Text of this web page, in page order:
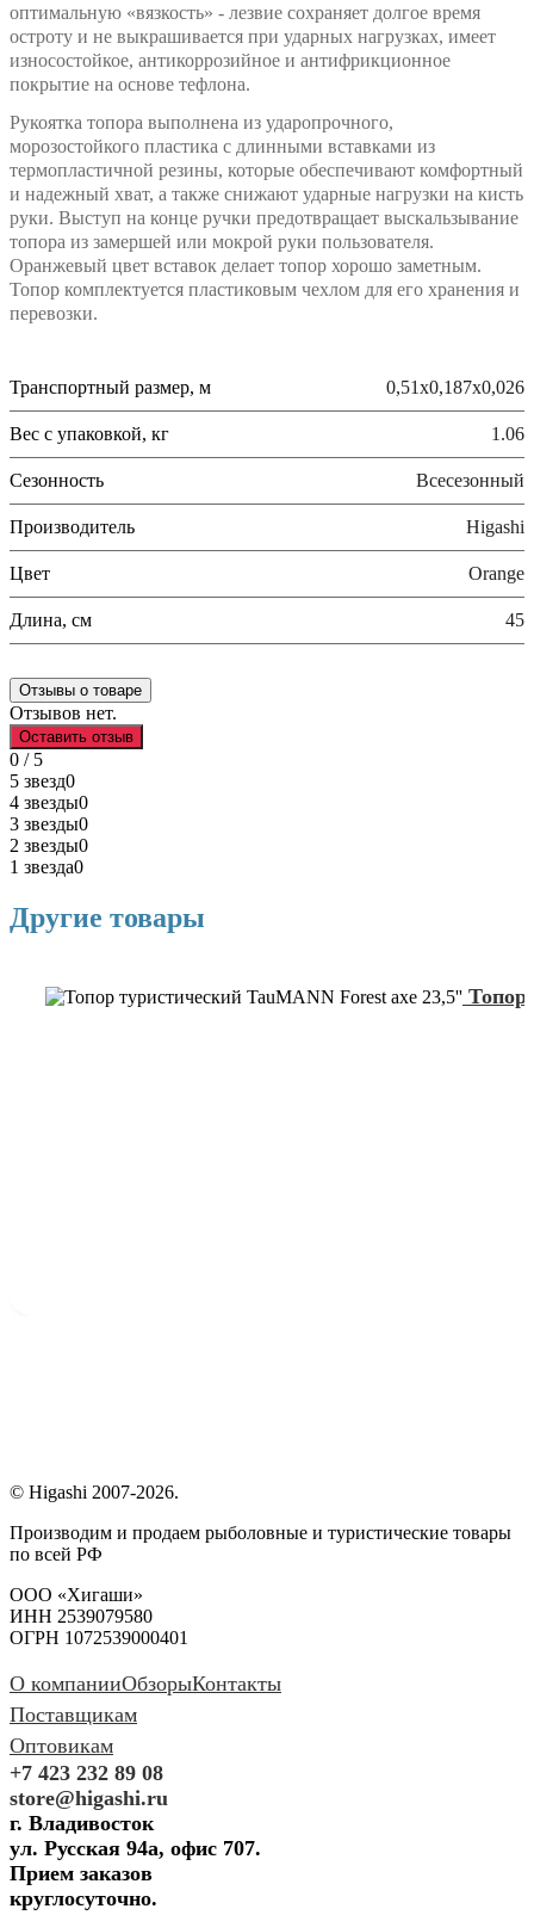
оптимальную «вязкость» - лезвие сохраняет долгое время
остроту и не выкрашивается при ударных нагрузках, имеет
износостойкое, антикоррозийное и антифрикционное
покрытие на основе тефлона.
Рукоятка топора выполнена из ударопрочного,
морозостойкого пластика с длинными вставками из
термопластичной резины, которые обеспечивают комфортный
и надежный хват, а также снижают ударные нагрузки на кисть
руки. Выступ на конце ручки предотвращает выскальзывание
топора из замершей или мокрой руки пользователя.
Оранжевый цвет вставок делает топор хорошо заметным.
Топор комплектуется пластиковым чехлом для его хранения и
перевозки.
Транспортный размер, м 0,51х0,187х0,026
Вес с упаковкой, кг 1.06
Сезонность Всесезонный
Производитель Higashi
Цвет Orange
Длина, см 45
Отзывы о товаре
Отзывов нет.
Оставить отзыв
0 / 5
5 звезд0
4 звезды0
3 звезды0
2 звезды0
1 звезда0
Другие товары
Топор
© Higashi 2007-2026.
Производим и продаем рыболовные и туристические товары
по всей РФ
ООО «Хигаши»
ИНН 2539079580
ОГРН 1072539000401
О компанииОбзорыКонтакты
Поставщикам
Оптовикам
+7 423 232 89 08
store@higashi.ru
г. Владивосток
ул. Русская 94а, офис 707.
Прием заказов
круглосуточно.